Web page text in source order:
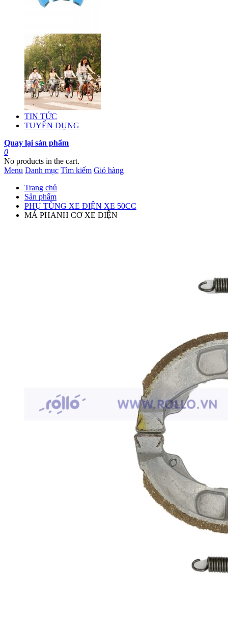
TIN TỨC
TUYỂN DỤNG
Quay lại sản phẩm
0
No products in the cart.
Menu Danh mục Tìm kiếm Giỏ hàng
Trang chủ
Sản phẩm
PHỤ TÙNG XE ĐIỆN XE 50CC
MÁ PHANH CƠ XE ĐIỆN